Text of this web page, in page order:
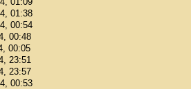
01:38
00:54
00:48
00:05
23:51
23:57
00:53